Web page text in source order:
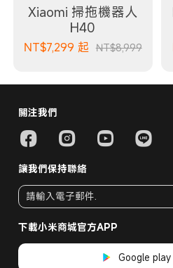
Xiaomi 掃拖機器人
H40
NT$7,299 起 NT$8,999
關注我們
讓我們保持聯絡
下載小米商城官方APP
Google